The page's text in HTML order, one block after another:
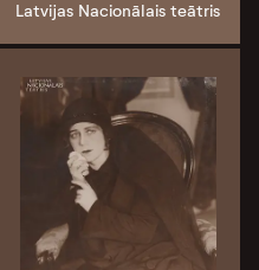
Latvijas Nacionālais teātris